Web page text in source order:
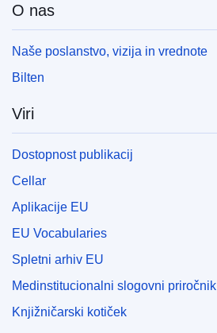
O nas
Naše poslanstvo, vizija in vrednote
Bilten
Viri
Dostopnost publikacij
Cellar
Aplikacije EU
EU Vocabularies
Spletni arhiv EU
Medinstitucionalni slogovni priročnik
Knjižničarski kotiček